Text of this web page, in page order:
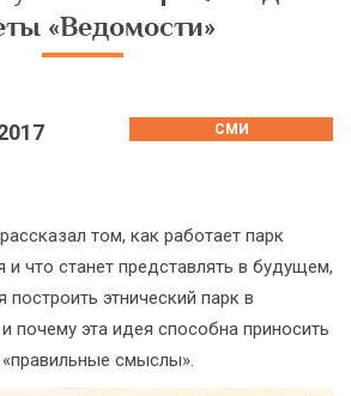
«Ведомости»
СМИ
том, как работает парк
что станет представлять в будущем,
этнический парк в
почему эта идея способна приносить
смыслы».